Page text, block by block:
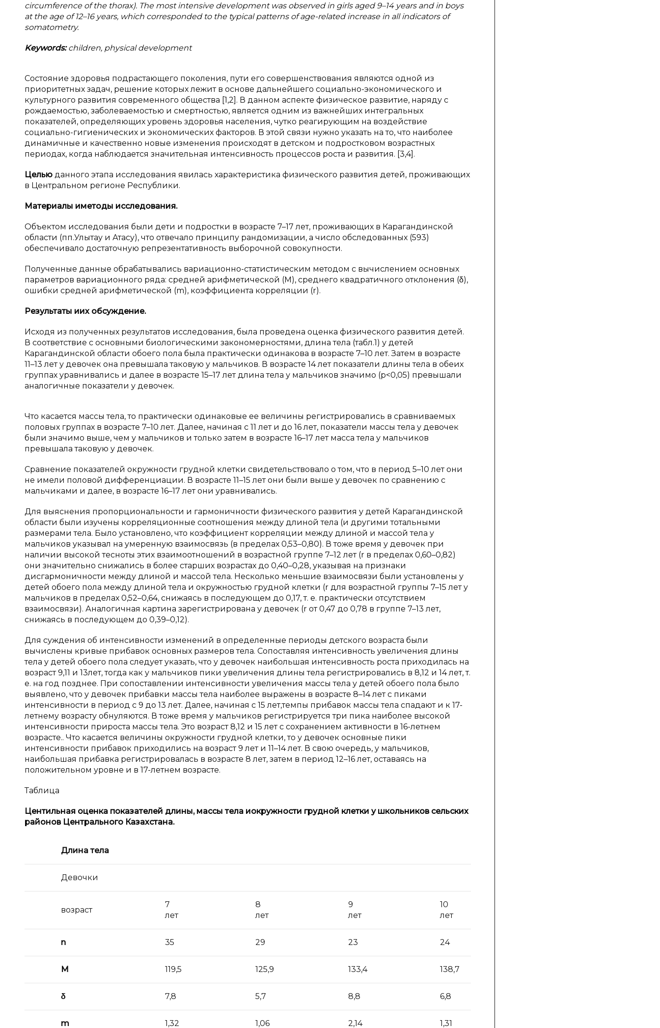
circumference of the thorax). The most intensive development was observed in girls aged 9–14 years and in boys
at the age of 12–16 years, which corresponded to the typical patterns of age-related increase in all indicators of
somatometry.
Keywords:children, physical development
Состояние здоровья подрастающего поколения, пути его совершенствования являются одной из
приоритетных задач, решение которых лежит в основе дальнейшего социально-экономического и
культурного развития современного общества [1,2]. В данном аспекте физическое развитие, наряду с
рождаемостью, заболеваемостью и смертностью, является одним из важнейших интегральных
показателей, определяющих уровень здоровья населения, чутко реагирующим на воздействие
социально-гигиенических и экономических факторов. В этой связи нужно указать на то, что наиболее
динамичные и качественно новые изменения происходят в детском и подростковом возрастных
периодах, когда наблюдается значительная интенсивность процессов роста и развития. [3,4].
Целью данного этапа исследования явилась характеристика физического развития детей, проживающих
в Центральном регионе Республики.
Материалы иметоды исследования.
Объектом исследования были дети и подростки в возрасте 7–17 лет, проживающих в Карагандинской
области (пп.Улытау и Атасу), что отвечало принципу рандомизации, а число обследованных (593)
обеспечивало достаточную репрезентативность выборочной совокупности.
Полученные данные обрабатывались вариационно-статистическим методом с вычислением основных
параметров вариационного ряда: средней арифметической (М), среднего квадратичного отклонения (δ),
ошибки средней арифметической (m), коэффициента корреляции (r).
Результаты иих обсуждение.
Исходя из полученных результатов исследования, была проведена оценка физического развития детей.
В соответствие с основными биологическими закономерностями, длина тела (табл.1) у детей
Карагандинской области обоего пола была практически одинакова в возрасте 7–10 лет. Затем в возрасте
11–13 лет у девочек она превышала таковую у мальчиков. В возрасте 14 лет показатели длины тела в обеих
группах уравнивались и далее в возрасте 15–17 лет длина тела у мальчиков значимо (р<0,05) превышали
аналогичные показатели у девочек.
Что касается массы тела, то практически одинаковые ее величины регистрировались в сравниваемых
половых группах в возрасте 7–10 лет. Далее, начиная с 11 лет и до 16 лет, показатели массы тела у девочек
были значимо выше, чем у мальчиков и только затем в возрасте 16–17 лет масса тела у мальчиков
превышала таковую у девочек.
Сравнение показателей окружности грудной клетки свидетельствовало о том, что в период 5–10 лет они
не имели половой дифференциации. В возрасте 11–15 лет они были выше у девочек по сравнению с
мальчиками и далее, в возрасте 16–17 лет они уравнивались.
Для выяснения пропорциональности и гармоничности физического развития у детей Карагандинской
области были изучены корреляционные соотношения между длиной тела (и другими тотальными
размерами тела. Было установлено, что коэффициент корреляции между длиной и массой тела у
мальчиков указывал на умеренную взаимосвязь (в пределах 0,53–0,80). В тоже время у девочек при
наличии высокой тесноты этих взаимоотношений в возрастной группе 7–12 лет (r в пределах 0,60–0,82)
они значительно снижались в более старших возрастах до 0,40–0,28, указывая на признаки
дисгармоничности между длиной и массой тела. Несколько меньшие взаимосвязи были установлены у
детей обоего пола между длиной тела и окружностью грудной клетки (r для возрастной группы 7–15 лет у
мальчиков в пределах 0,52–0,64, снижаясь в последующем до 0,17, т. е. практически отсутствием
взаимосвязи). Аналогичная картина зарегистрирована у девочек (r от 0,47 до 0,78 в группе 7–13 лет,
снижаясь в последующем до 0,39–0,12).
Для суждения об интенсивности изменений в определенные периоды детского возраста были
вычислены кривые прибавок основных размеров тела. Сопоставляя интенсивность увеличения длины
тела у детей обоего пола следует указать, что у девочек наибольшая интенсивность роста приходилась на
возраст 9,11 и 13лет, тогда как у мальчиков пики увеличения длины тела регистрировались в 8,12 и 14 лет, т.
е. на год позднее. При сопоставлении интенсивности увеличения массы тела у детей обоего пола было
выявлено, что у девочек прибавки массы тела наиболее выражены в возрасте 8–14 лет с пиками
интенсивности в период с 9 до 13 лет. Далее, начиная с 15 лет,темпы прибавок массы тела спадают и к 17-
летнему возрасту обнуляются. В тоже время у мальчиков регистрируется три пика наиболее высокой
интенсивности прироста массы тела. Это возраст 8,12 и 15 лет с сохранением активности в 16-летнем
возрасте.. Что касается величины окружности грудной клетки, то у девочек основные пики
интенсивности прибавок приходились на возраст 9 лет и 11–14 лет. В свою очередь, у мальчиков,
наибольшая прибавка регистрировалась в возрасте 8 лет, затем в период 12–16 лет, оставаясь на
положительном уровне и в 17-летнем возрасте.
Таблица
Центильная оценка показателей длины, массы тела иокружности грудной клетки у школьников сельских
районов Центрального Казахстана.
Длина тела
Девочки
возраст
7
лет
8
лет
9
лет
10
лет
n 35 29 23 24
M 119,5 125,9 133,4 138,7
δ 7,8 5,7 8,8 6,8
m 1,32 1,06 2,14 1,31